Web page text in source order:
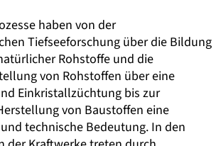
haben von der
Tiefseeforschung über die Bildung
Rohstoffe und die
von Rohstoffen über eine
Einkristallzüchtung bis zur
von Baustoffen eine
technische Bedeutung. In den